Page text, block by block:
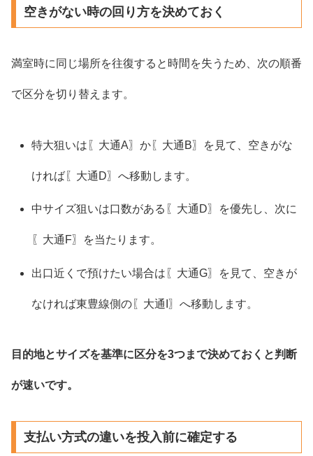
空きがない時の回り方を決めておく
満室時に同じ場所を往復すると時間を失うため、次の順番
で区分を切り替えます。
特大狙いは〖大通A〗か〖大通B〗を見て、空きがな
ければ〖大通D〗へ移動します。
中サイズ狙いは口数がある〖大通D〗を優先し、次に
〖大通F〗を当たります。
出口近くで預けたい場合は〖大通G〗を見て、空きが
なければ東豊線側の〖大通I〗へ移動します。
目的地とサイズを基準に区分を3つまで決めておくと判断
が速いです。
支払い方式の違いを投入前に確定する